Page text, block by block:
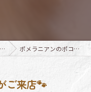
ポメラニアンのポコちゃんがご来店🐾
ご来店🐾